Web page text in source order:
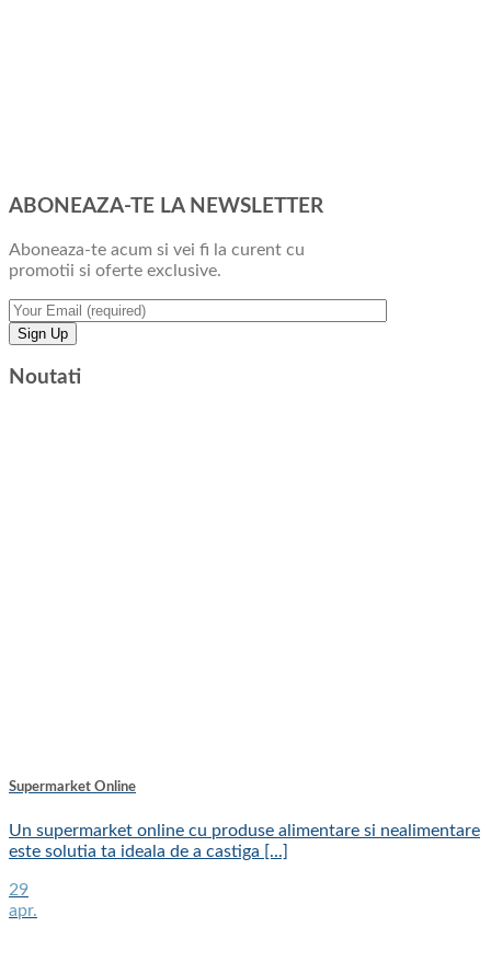
ABONEAZA-TE LA NEWSLETTER
Aboneaza-te acum si vei fi la curent cu
promotii si oferte exclusive.
Noutati
Supermarket Online
Un supermarket online cu produse alimentare si nealimentare
este solutia ta ideala de a castiga [...]
29
apr.